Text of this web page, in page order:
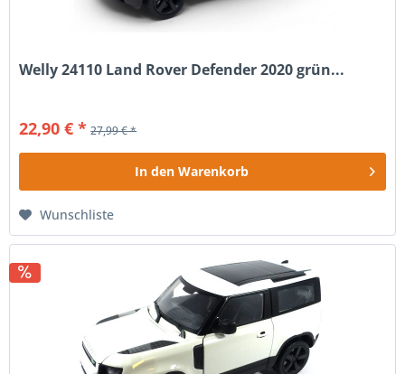
Welly 24110 Land Rover Defender 2020 grün...
22,90 € * 27,99 € *
In den Warenkorb
Wunschliste